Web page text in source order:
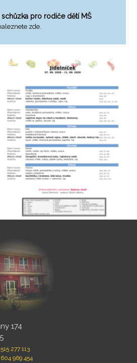
schůzka pro rodiče dětí MŠ
zde.
174
515 277 113
604 969 454